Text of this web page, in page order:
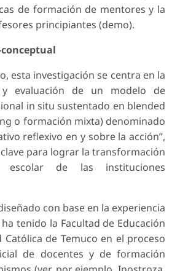
de formación de mentores y la
principiantes (demo).
esta investigación se centra en la
y evaluación de un modelo de
in situ sustentado en blended
o formación mixta) denominado
reflexivo en y sobre la acción”,
para lograr la transformación
de las instituciones
con base en la experiencia
tenido la Facultad de Educación
Católica de Temuco en el proceso
de docentes y de formación